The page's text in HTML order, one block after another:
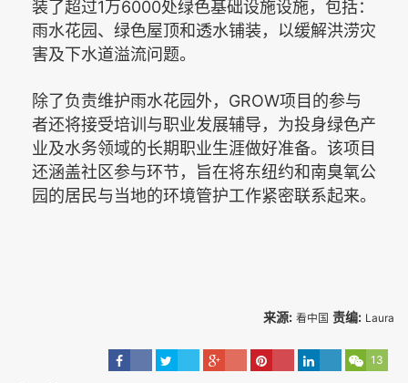
装了超过1万6000处绿色基础设施设施，包括：
雨水花园、绿色屋顶和透水铺装，以缓解洪涝灾
害及下水道溢流问题。
除了负责维护雨水花园外， GROW项目的参与
者还将接受培训与职业发展辅导，为投身绿色产
业及水务领域的长期职业生涯做好准备。该项目
还涵盖社区参与环节，旨在将东纽约和南臭氧公
园的居民与当地的环境管护工作紧密联系起来。
来源: 看中国 责编: Laura
13